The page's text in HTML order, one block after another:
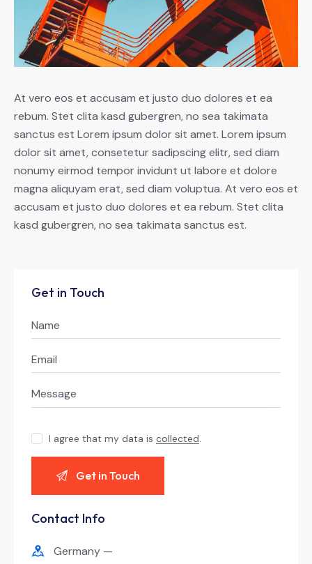
At vero eos et accusam et justo duo dolores et ea
rebum. Stet clita kasd gubergren, no sea takimata
sanctus est Lorem ipsum dolor sit amet. Lorem ipsum
dolor sit amet, consetetur sadipscing elitr, sed diam
nonumy eirmod tempor invidunt ut labore et dolore
magna aliquyam erat, sed diam voluptua. At vero eos et
accusam et justo duo dolores et ea rebum. Stet clita
kasd gubergren, no sea takimata sanctus est.
Get in Touch
I agree that my data iscollected
Contact Info
Germany —